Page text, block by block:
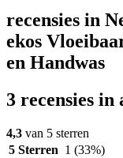
recensies in
ekos
en Handwas
3 recensies in
4,3 van 5 sterren
5 Sterren 1 (33%)